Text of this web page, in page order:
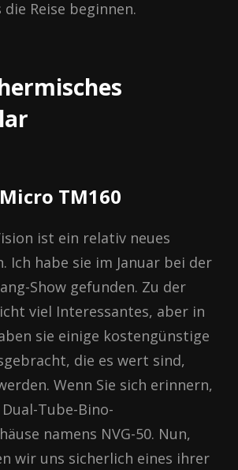
Reise beginnen.
TM160
ist ein relativ neues
Ich habe sie im Januar bei der
Show gefunden. Zu der
viel Interessantes, aber in
sie einige kostengünstige
die es wert sind,
Wenn Sie sich erinnern,
Tube-Bino-
namens NVG-50. Nun,
wir uns sicherlich eines ihrer